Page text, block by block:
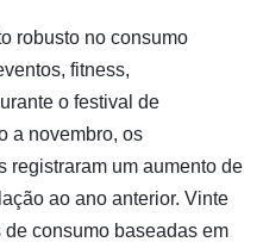
robusto no consumo
fitness,
o festival de
a novembro, os
registraram um aumento de
ao ano anterior. Vinte
consumo baseadas em